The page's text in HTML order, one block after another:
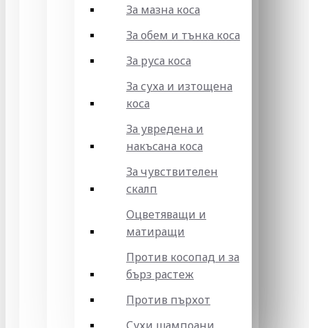
За мазна коса
За обем и тънка коса
За руса коса
За суха и изтощена
коса
За увредена и
накъсана коса
За чувствителен
скалп
Оцветяващи и
матиращи
Против косопад и за
бърз растеж
Против пърхот